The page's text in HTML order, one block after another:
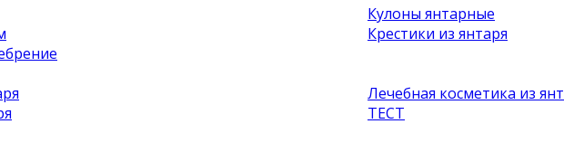
Кулоны янтарные
Крестики из янтаря
Лечебная косметика из
ТЕСТ